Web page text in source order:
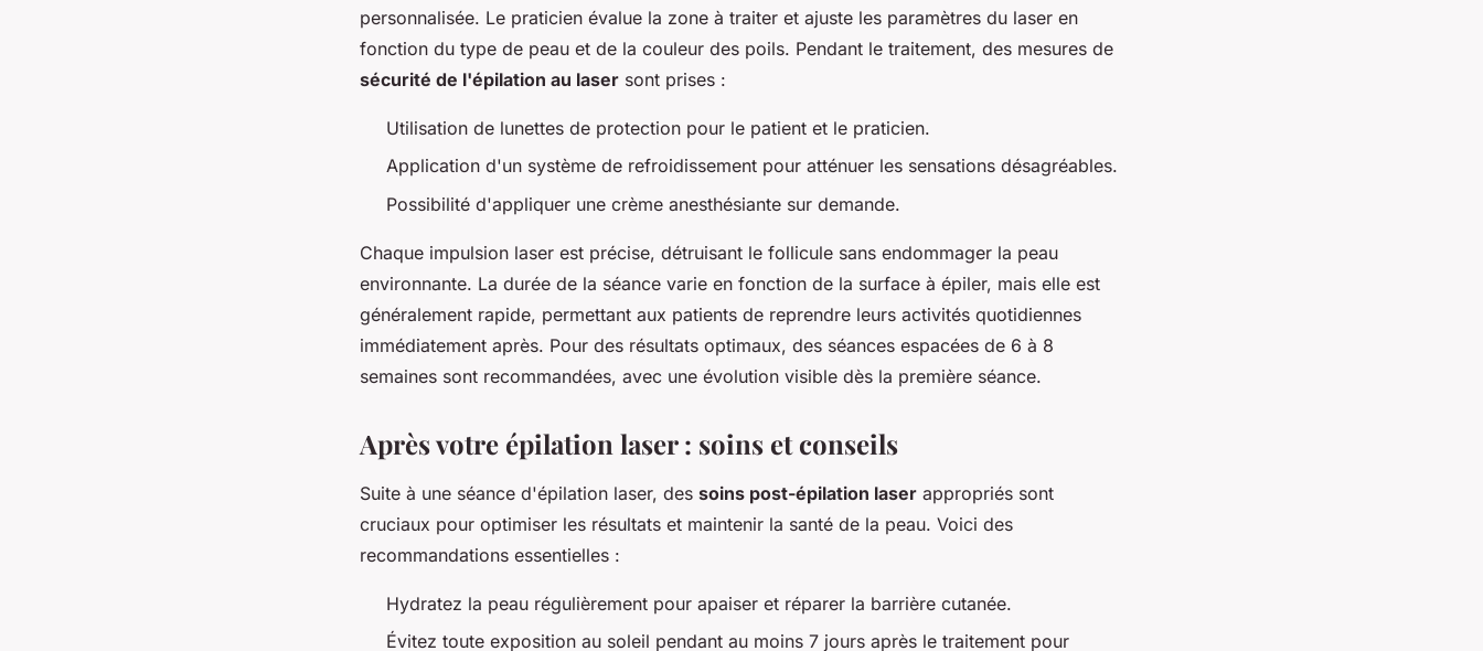
personnalisée. Le praticien évalue la zone à traiter et ajuste les paramètres du laser en
fonction du type de peau et de la couleur des poils. Pendant le traitement, des mesures de
sécurité de l'épilation au laser sont prises :
Utilisation de lunettes de protection pour le patient et le praticien.
Application d'un système de refroidissement pour atténuer les sensations désagréables.
Possibilité d'appliquer une crème anesthésiante sur demande.
Chaque impulsion laser est précise, détruisant le follicule sans endommager la peau
environnante. La durée de la séance varie en fonction de la surface à épiler, mais elle est
généralement rapide, permettant aux patients de reprendre leurs activités quotidiennes
immédiatement après. Pour des résultats optimaux, des séances espacées de 6 à 8
semaines sont recommandées, avec une évolution visible dès la première séance.
Après votre épilation laser : soins et conseils
Suite à une séance d'épilation laser, des soins post-épilation laser appropriés sont
cruciaux pour optimiser les résultats et maintenir la santé de la peau. Voici des
recommandations essentielles :
Hydratez la peau régulièrement pour apaiser et réparer la barrière cutanée.
Évitez toute exposition au soleil pendant au moins 7 jours après le traitement pour